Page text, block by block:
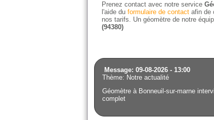
Prenez contact avec notre service
l'aide du formulaire de contact afin de
nos tarifs. Un géomètre de notre
(94380)
Message: 09-08-2026 - 13:00
Thème: Notre actualité
Géomètre à Bonneuil-sur-marne
complet